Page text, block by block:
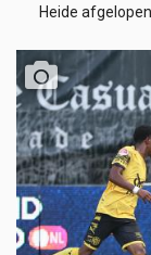
Heide